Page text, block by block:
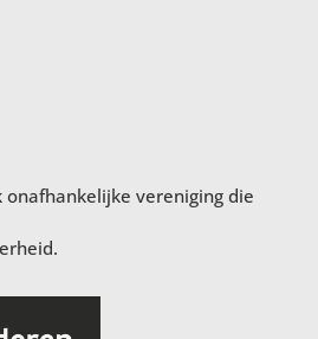
onafhankelijke vereniging die